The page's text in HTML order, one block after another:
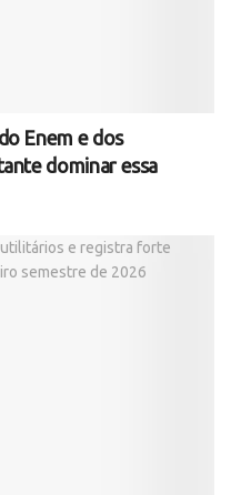
Enem e dos
dominar essa